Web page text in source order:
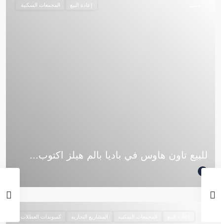
إعادة البيع المجمعات السكنية
للبيع تاون هاوس في باديا بالم هيلز اكتوب...
المجمعات السكنية المشاريع التجارية كمبوندات العطلات